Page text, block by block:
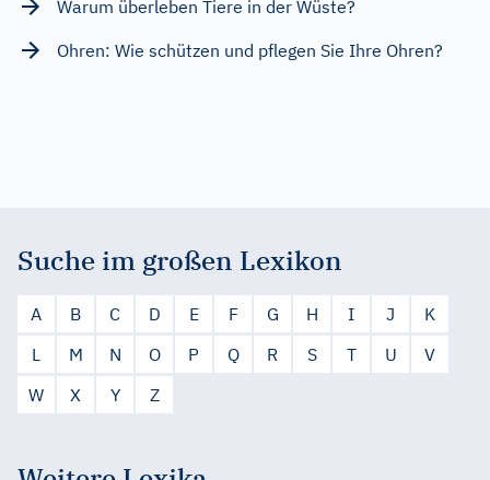
Warum überleben Tiere in der Wüste?
Ohren: Wie schützen und pflegen Sie Ihre Ohren?
Suche im großen Lexikon
A B C D E F G H I J
K
L
M N O P Q R S T U
V
W
X Y Z